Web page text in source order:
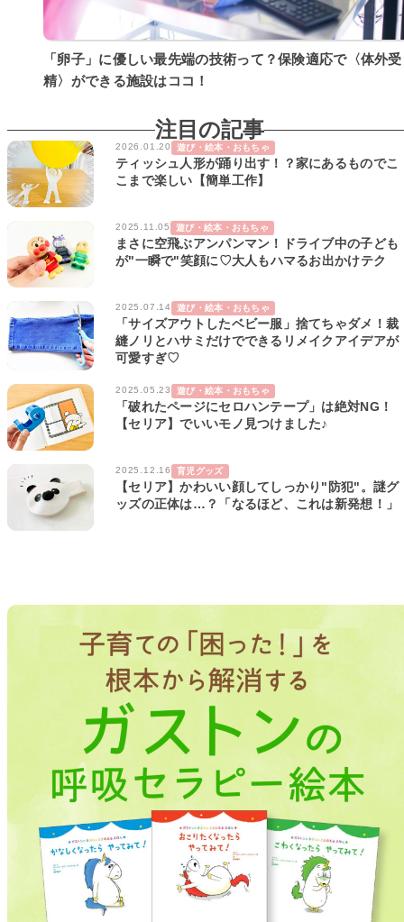
「卵子」に優しい最先端の技術って？保険適応で〈体外受
精〉ができる施設はココ！
注目の記事
2026.01.20 遊び・絵本・おもちゃ
ティッシュ人形が踊り出す！？家にあるものでこ
こまで楽しい【簡単工作】
2025.11.05 遊び・絵本・おもちゃ
まさに空飛ぶアンパンマン！ドライブ中の子ども
が"一瞬で"笑顔に♡大人もハマるお出かけテク
2025.07.14 遊び・絵本・おもちゃ
「サイズアウトしたベビー服」捨てちゃダメ！裁
縫ノリとハサミだけでできるリメイクアイデアが
可愛すぎ♡
2025.05.23 遊び・絵本・おもちゃ
「破れたページにセロハンテープ」は絶対NG！
【セリア】でいいモノ見つけました♪
2025.12.16 育児グッズ
【セリア】かわいい顔してしっかり"防犯"。謎グ
ッズの正体は…？「なるほど、これは新発想！」